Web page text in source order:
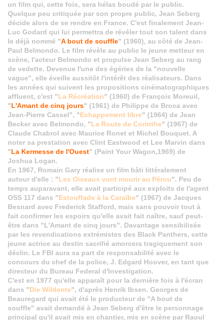
un film qui, cette fois, sera hélas boudé par le public.
Quelque peu critiquée par son propre public, Jean Seberg
décide alors de se rendre en France. C'est finalement Jean-
Luc Godard qui lui permettra de révéler tout son talent dans
le déjà nommé "A bout de souffle" (1960), au côté de Jean-
Paul Belmondo. Le film révèle au public le jeune metteur en
scène, l'acteur Belmondo et propulse Jean Seberg au rang
de vedette. Devenue l'une des égéries de la "nouvelle
vague", elle éveille aussitôt l'intérêt des réalisateurs. Dans
les années qui suivent les propositions cinématographiques
affluent, c'est "La Récréation" (1960) de François Moreuil,
"L'Amant de cinq jours" (1961) de Philippe de Broca avec
Jean-Pierre Cassel", "Echappement libre" (1964) de Jean
Becker avec Belmondo, "La Route de Corinthe" (1967) de
Claude Chabrol avec Maurice Ronet et Michel Bouquet. A
noter sa prestation avec Clint Eastwood et Lee Marvin dans
"La Kermesse de l'Ouest" (Paint Your Wagon,1969) de
Joshua Logan.
En 1967, Romain Gary réalise un film bâti littéralement
autour d'elle : "Les Oiseaux vont mourir au Pérou". Peu de
temps auparavant, elle avait participé aux exploits de l'agent
OSS 117 dans "Estouffade à la Caraïbe" (1967) de Jacques
Besnard avec Frederick Stafford, mais sans pouvoir tout à
fait confirmer les espoirs qu'elle avait fait naître, sauf peut-
être dans "L'Amant de cinq jours". Davantage sensibilisée
par les revendications extrémistes des Black Panthers, cette
jeune actrice au destin sacrifié amorcera tragiquement son
déclin. Le FBI aura sa part de responsabilité avec le
concours du chef de la police, J. Edgard Hoover, en tant que
directeur du Bureau Federal d'Investigation.
C'est en 1977 qu'elle apparaît pour la dernière fois à l'écran
dans "Die Wildente", d'après Henrik Ibsen. Georges de
Beauregard qui avait été le producteur de "A bout de
souffle" avait demandé à Jean Seberg d'être le personnage
principal qu'il avait mis en chantier, mis en scène par Raoul